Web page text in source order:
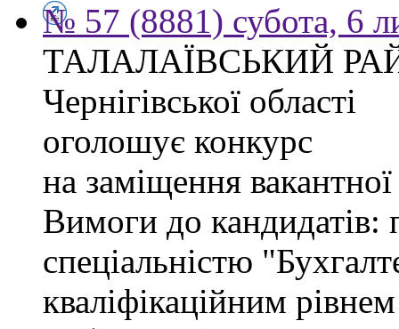
№ 57 (8881) субота, 6
ТАЛАЛАЇВСЬКИЙ
Чернігівської області
оголошує конкурс
на заміщення
Вимоги до кандидатів:
спеціальністю
кваліфікаційним